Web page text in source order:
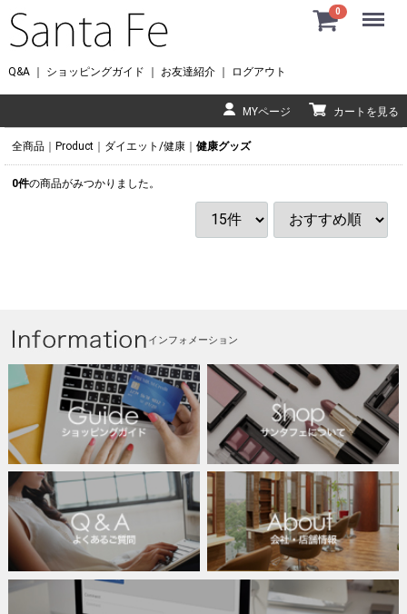
0
Q&A｜ ショッピングガイド ｜ お友達紹介｜ ログアウト
MYページ カートを見る
Menu
全商品 Product ダイエット/健康 健康グッズ
0件の商品がみつかりました。
インフォメーション